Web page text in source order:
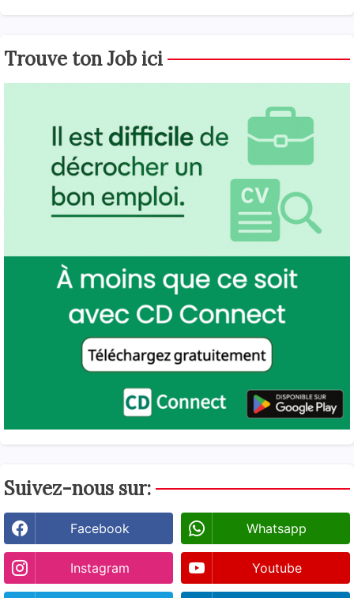
Trouve ton Job ici
Suivez-nous sur:
Facebook Whatsapp
Instagram Youtube